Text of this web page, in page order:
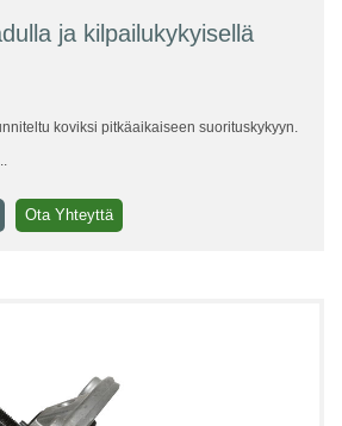
ja kilpailukykyisellä
koviksi pitkäaikaiseen suorituskykyyn.
Ota Yhteyttä